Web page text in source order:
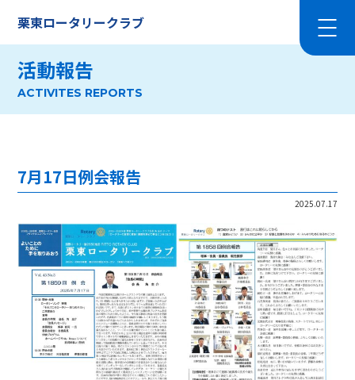
栗東ロータリークラブ
活動報告
ACTIVITES REPORTS
7月17日例会報告
2025.07.17